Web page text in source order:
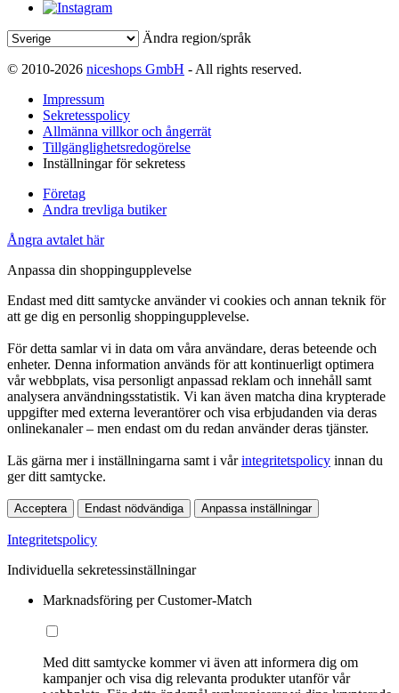
Ändra region/språk
© 2010-2026 niceshops GmbH - All rights reserved.
Impressum
Sekretesspolicy
Allmänna villkor och ångerrät
Tillgänglighetsredogörelse
Inställningar för sekretess
Företag
Andra trevliga butiker
Ångra avtalet här
Anpassa din shoppingupplevelse
Endast med ditt samtycke använder vi cookies och annan teknik för
att ge dig en personlig shoppingupplevelse.
För detta samlar vi in data om våra användare, deras beteende och
enheter. Denna information används för att kontinuerligt optimera
vår webbplats, visa personligt anpassad reklam och innehåll samt
analysera användningsstatistik. Vi kan även matcha dina krypterade
uppgifter med externa leverantörer och visa erbjudanden via deras
onlinekanaler – men endast om du redan använder deras tjänster.
Läs gärna mer i inställningarna samt i vårintegritetspolicy innan du
ger ditt samtycke.
Acceptera Endast nödvändiga Anpassa inställningar
Integritetspolicy
Individuella sekretessinställningar
Marknadsföring per Customer-Match
Med ditt samtycke kommer vi även att informera dig om
kampanjer och visa dig relevanta produkter utanför vår